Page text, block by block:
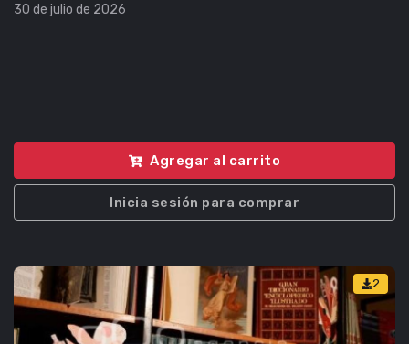
30 de julio de 2026
Agregar al carrito
Inicia sesión para comprar
2